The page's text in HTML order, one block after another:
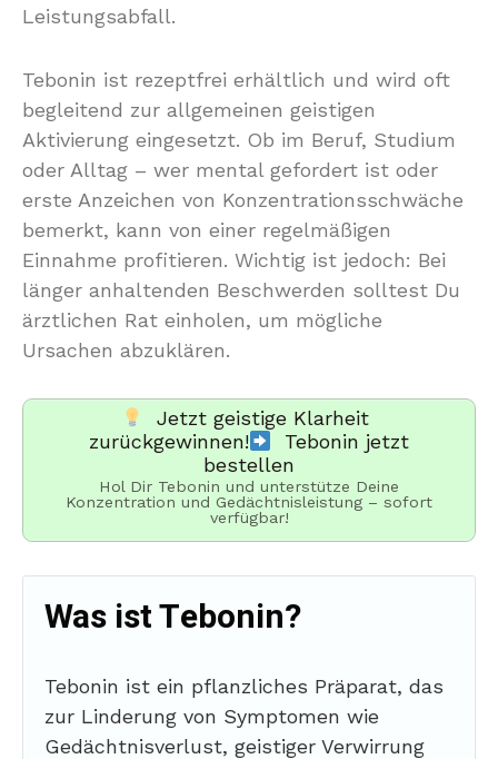
Leistungsabfall.
Tebonin ist rezeptfrei erhältlich und wird oft
begleitend zur allgemeinen geistigen
Aktivierung eingesetzt. Ob im Beruf, Studium
oder Alltag – wer mental gefordert ist oder
erste Anzeichen von Konzentrationsschwäche
bemerkt, kann von einer regelmäßigen
Einnahme profitieren. Wichtig ist jedoch: Bei
länger anhaltenden Beschwerden solltest Du
ärztlichen Rat einholen, um mögliche
Ursachen abzuklären.
Jetzt geistige Klarheit
zurückgewinnen!
Tebonin jetzt
bestellen
Hol Dir Tebonin und unterstütze Deine
Konzentration und Gedächtnisleistung – sofort
verfügbar!
Was ist Tebonin?
Tebonin ist ein pflanzliches Präparat, das
zur Linderung von Symptomen wie
Gedächtnisverlust, geistiger Verwirrung